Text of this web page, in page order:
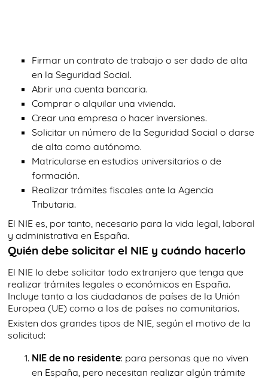
Firmar un contrato de trabajo o ser dado de alta
en la Seguridad Social.
Abrir una cuenta bancaria.
Comprar o alquilar una vivienda.
Crear una empresa o hacer inversiones.
Solicitar un número de la Seguridad Social o darse
de alta como autónomo.
Matricularse en estudios universitarios o de
formación.
Realizar trámites fiscales ante la Agencia
Tributaria.
El NIE es, por tanto, necesario para la vida legal, laboral
y administrativa en España.
Quién debe solicitar el NIE y cuándo hacerlo
El NIE lo debe solicitar todo extranjero que tenga que
realizar trámites legales o económicos en España.
Incluye tanto a los ciudadanos de países de la Unión
Europea (UE) como a los de países no comunitarios.
Existen dos grandes tipos de NIE, según el motivo de la
solicitud:
NIE de no residente: para personas que no viven
en España, pero necesitan realizar algún trámite